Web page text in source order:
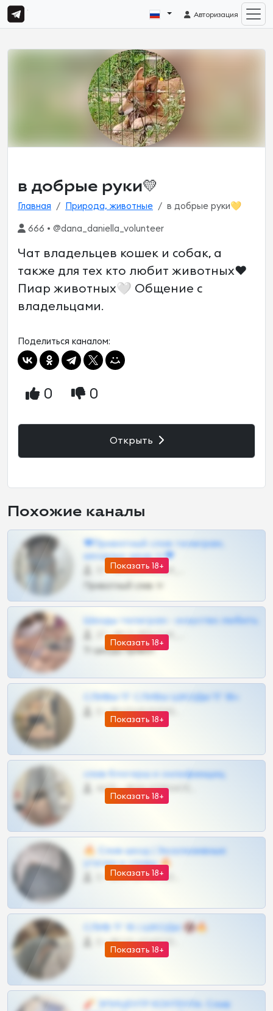
Авторизация
в добрые руки💛
Главная Природа, животные в добрые руки💛
666 • @dana_daniella_volunteer
Чат владельцев кошек и собак, а
также для тех кто любит животных❤️
Пиар животных🤍 Общение с
владельцами.
Поделиться каналом:
0 0
Открыть
Похожие каналы
Показать 18+
❤Приватный слив телеграм,
шкодных шкур тг❤
57 •
Приватный слив тг
Показать 18+
Шкоды телеграм - искуство любить
27 •
Тг шкоды приват
Показать 18+
СЛИВЫ ТГ СЛИВЫ ШКОДЫ ТГ 18+
0 •
Показать 18+
слив блогерш и онлифанщиц
4675 •
Показать 18+
🔥 Слив шкод | Эксклюзивные
утечки и сливы 🔥
0 •
Показать 18+
СЛИВ ТГ 18 | ШКОДЫ 🔞🔥
0 •
🧨 ЭПИЦЕНТР КОНТЕНТА: Слив